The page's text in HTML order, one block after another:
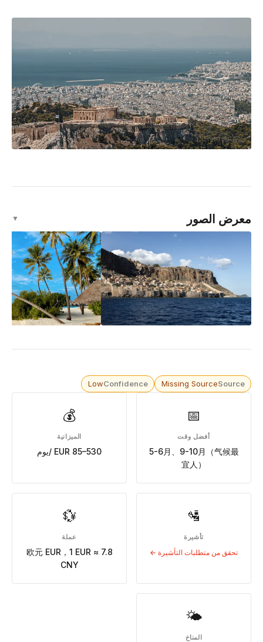
معرض الصور ▼
Source
Missing Source
Confidence
Low
📅
أفضل وقت
5-6月、9-10月（气候最
宜人）
💰
الميزانية
EUR 85–530 /يوم
🛂
تأشيرة
تحقق من متطلبات التأشيرة ←
💱
عملة
欧元 EUR，1 EUR ≈ 7.8
CNY
🌤
المناخ